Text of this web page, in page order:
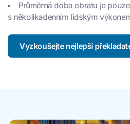
Průměrná doba obratu je
s několikadenním lidským
Vyzkoušejte nejlepší